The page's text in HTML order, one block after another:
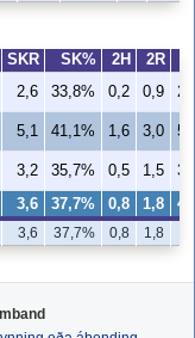
SKR SK% 2H 2R
2,6 33,8% 0,2 0,9
5,1 41,1% 1,6 3,0
3,2 35,7% 0,5 1,5
3,6 37,7% 0,8 1,8
3,6 37,7% 0,8 1,8